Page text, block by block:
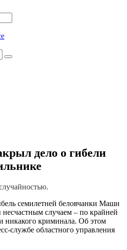
дело о гибели
семилетней беловчанки Маши
случаем – по крайней
никакого криминала. Об этом
службе областного управления